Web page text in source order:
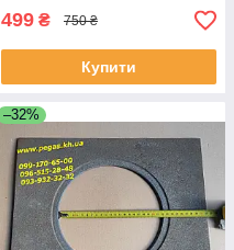
499 ₴ 750 ₴
Купити
–32%